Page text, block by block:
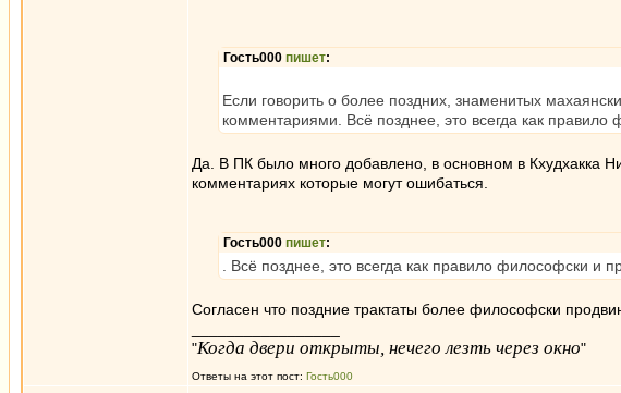
Гость000 пишет:
Если говорить о более поздних, знаменитых
комментариями. Всё позднее, это всегда как
Да. В ПК было много добавлено, в основном в Кхудхакка
комментариях которые могут ошибаться.
Гость000 пишет:
. Всё позднее, это всегда как правило философски и
Согласен что поздние трактаты более философски
"Когда двери открыты, нечего лезть через окно"
Ответы на этот пост: Гость000